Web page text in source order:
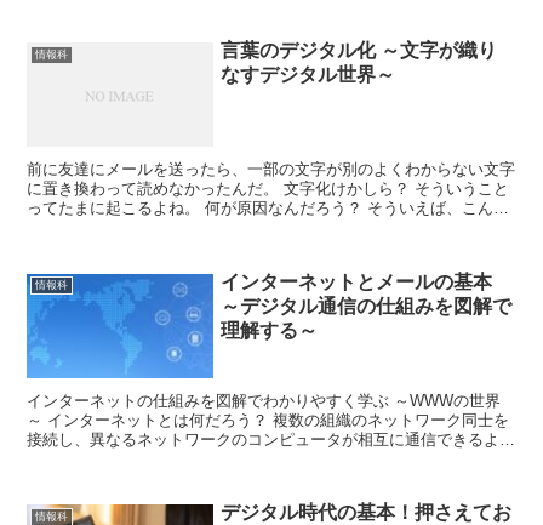
情報科
言葉のデジタル化 ～文字が織り
なすデジタル世界～
前に友達にメールを送ったら、一部の文字が別のよくわからない文字
に置き換わって読めなかったんだ。 文字化けかしら？ そういうこと
ってたまに起こるよね。 何が原因なんだろう？ そういえば、こんな
情報科
インターネットとメールの基本
～デジタル通信の仕組みを図解で
理解する～
インターネットの仕組みを図解でわかりやすく学ぶ ～WWWの世界
～ インターネットとは何だろう？ 複数の組織のネットワーク同士を
接続し、異なるネットワークのコンピュータが相互に通信できるよう
情報科
デジタル時代の基本！押さえてお